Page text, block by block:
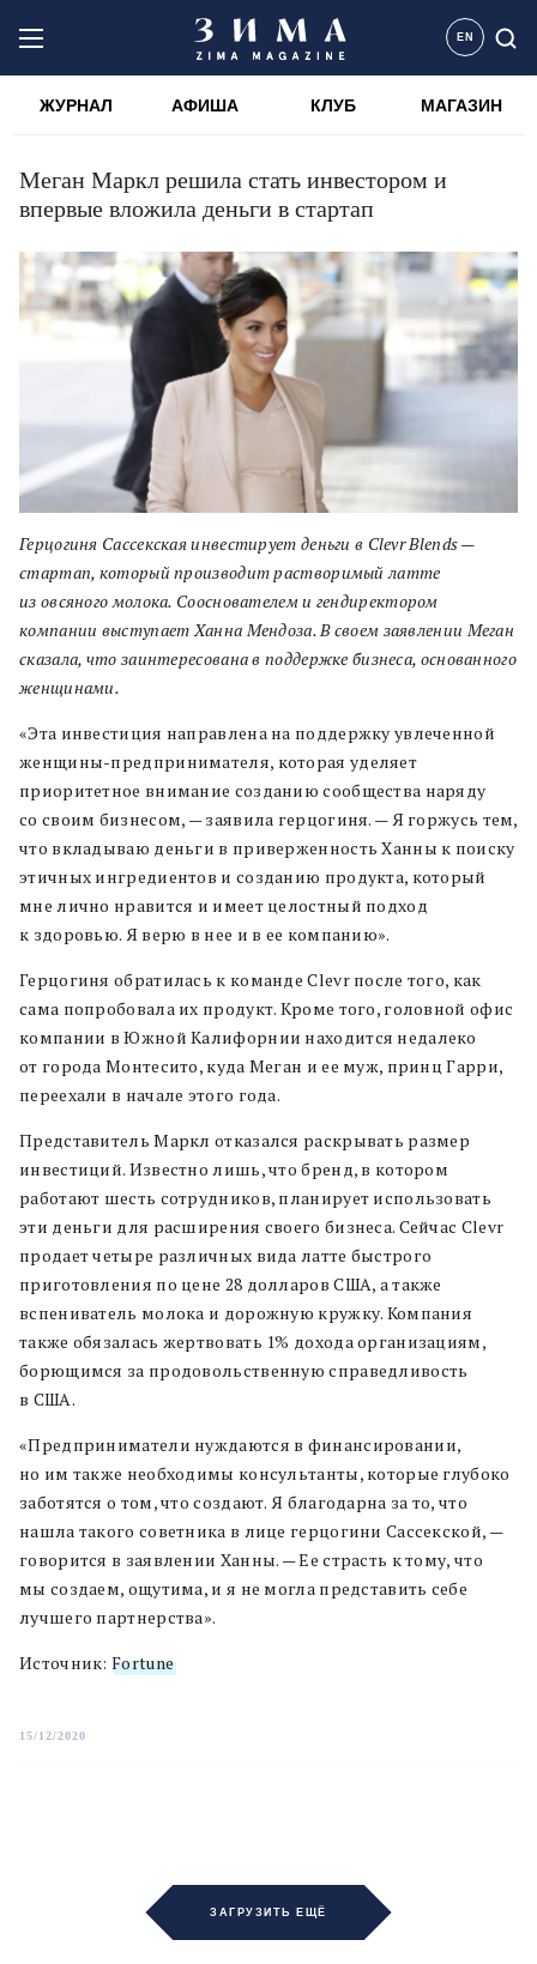
EN
ЖУРНАЛ АФИША КЛУБ МАГАЗИН
Меган Маркл решила стать инвестором и
впервые вложила деньги в стартап
Герцогиня Сассекская инвестирует деньги в Clevr Blends —
стартап, который производит растворимый латте
из овсяного молока. Сооснователем и гендиректором
компании выступает Ханна Мендоза. В своем заявлении Меган
сказала, что заинтересована в поддержке бизнеса, основанного
женщинами.
«Эта инвестиция направлена ​​на поддержку увлеченной
женщины-предпринимателя, которая уделяет
приоритетное внимание созданию сообщества наряду
со своим бизнесом, — заявила герцогиня. — Я горжусь тем,
что вкладываю деньги в приверженность Ханны к поиску
этичных ингредиентов и созданию продукта, который
мне лично нравится и имеет целостный подход
к здоровью. Я верю в нее и в ее компанию».
Герцогиня обратилась к команде Clevr после того, как
сама попробовала их продукт. Кроме того, головной офис
компании в Южной Калифорнии находится недалеко
от города Монтесито, куда Меган и ее муж, принц Гарри,
переехали в начале этого года.
Представитель Маркл отказался раскрывать размер
инвестиций. Известно лишь, что бренд, в котором
работают шесть сотрудников, планирует использовать
эти деньги для расширения своего бизнеса. Сейчас Clevr
продает четыре различных вида латте быстрого
приготовления по цене 28 долларов США, а также
вспениватель молока и дорожную кружку. Компания
также обязалась жертвовать 1% дохода организациям,
борющимся за продовольственную справедливость
в США.
«Предприниматели нуждаются в финансировании,
но им также необходимы консультанты, которые глубоко
заботятся о том, что создают. Я благодарна за то, что
нашла такого советника в лице герцогини Сассекской, —
говорится в заявлении Ханны. — Ее страсть к тому, что
мы создаем, ощутима, и я не могла представить себе
лучшего партнерства».
Источник: Fortune
15/12/2020
ЗАГРУЗИТЬ ЕЩЁ